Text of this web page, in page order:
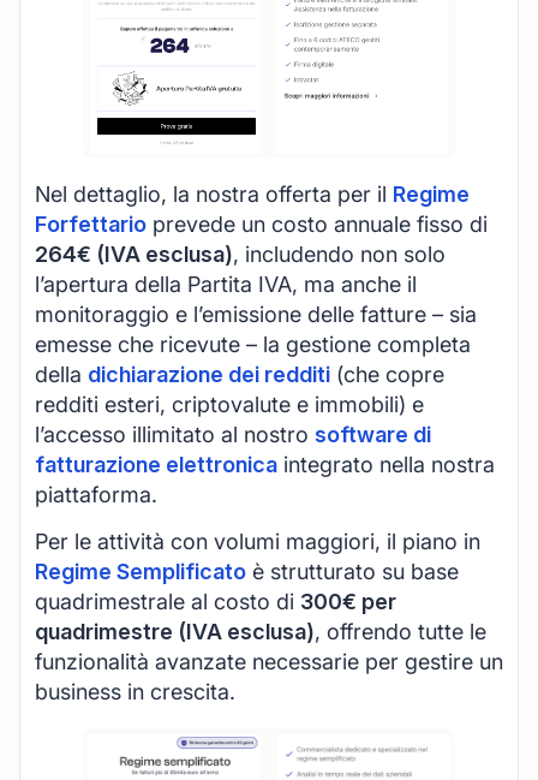
Nel dettaglio, la nostra offerta per il Regime
Forfettario prevede un costo annuale fisso di
264€ (IVA esclusa), includendo non solo
l’apertura della Partita IVA, ma anche il
monitoraggio e l’emissione delle fatture – sia
emesse che ricevute – la gestione completa
della dichiarazione dei redditi (che copre
redditi esteri, criptovalute e immobili) e
l’accesso illimitato al nostro software di
fatturazione elettronica integrato nella nostra
piattaforma.
Per le attività con volumi maggiori, il piano in
Regime Semplificato è strutturato su base
quadrimestrale al costo di 300€ per
quadrimestre (IVA esclusa), offrendo tutte le
funzionalità avanzate necessarie per gestire un
business in crescita.